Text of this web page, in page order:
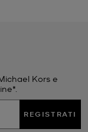
Kors e
REGISTRATI